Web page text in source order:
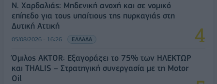
Ν. Χαρδαλιάς: Μηδενική ανοχή και σε νομικό
επίπεδο για τους υπαίτιους της πυρκαγιάς στη
Δυτική Αττική
05/08/2026 - 16:26 ΕΛΛΑΔΑ
Όμιλος AKTOR: Εξαγοράζει το 75% των ΗΛΕΚΤΩΡ
και THALIS – Στρατηγική συνεργασία με τη Motor
Oil